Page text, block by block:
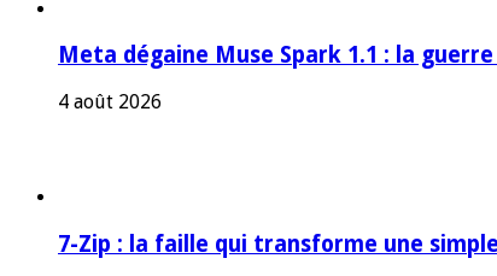
Meta dégaine Muse Spark 1.1 : la
4 août 2026
7-Zip : la faille qui transforme une